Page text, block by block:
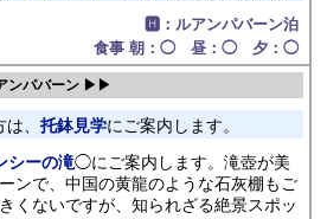
🅷：ルアンパバーン泊
食事 朝：◯ 昼：◯ 夕：◯
ンパバーン ▶▶
、 托鉢見学にご案内します。
シーの滝◯にご案内します。滝壺が美
ンで、中国の黄龍のような石灰棚もご
くないですが、知られざる絶景スポッ